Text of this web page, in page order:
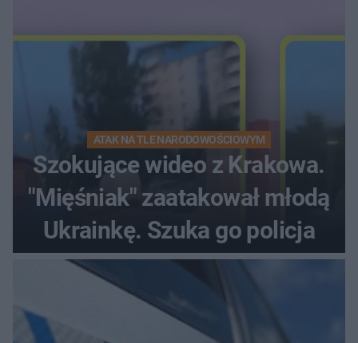
ATAK NA TLE NARODOWOŚCIOWYM
Szokujące wideo z Krakowa.
"Mięśniak" zaatakował młodą
Ukrainkę. Szuka go policja